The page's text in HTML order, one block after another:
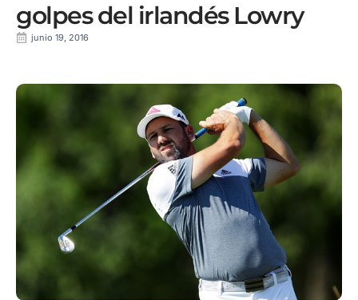
golpes del irlandés Lowry
junio 19, 2016